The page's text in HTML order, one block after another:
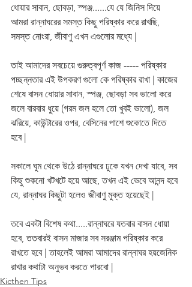
ধোয়ার সাবান, ছোবড়া, স্পঞ্জ......যে যে জিনিস দিয়ে
আমরা রান্নাঘরের সমস্ত কিছু পরিষ্কার করে রাখছি,
সমস্ত নোংরা, জীবাণু এখন এগুলোর মধ্যে |
তাই আমাদের সবচেয়ে গুরুত্বপূর্ণ কাজ ----- পরিষ্কার
পচ্ছন্নতার এই উপকরণ গুলো কে পরিষ্কার রাখা | কাজের
শেষে বাসন ধোয়ার সাবান, স্পঞ্জ, ছোবড়া সব ভালো করে
জলে বারবার ধুয়ে (গরম জল হলে তো খুবই ভালো), জল
ঝরিয়ে, কাউন্টারের ওপর, বেসিনের পাশে শুকোতে দিতে
হবে |
সকালে ঘুম থেকে উঠে রান্নাঘরে ঢুকে যখন দেখা যাবে, সব
কিছু শুকনো খটখটে হয়ে আছে, তখন এই ভেবে আনন্দ হবে
যে, রান্নাঘর কিছুটা হলেও জীবাণু মুক্ত হয়েছেই |
তবে একটা বিশেষ কথা.....রান্নাঘরে যতবার বাসন ধোয়া
হবে, ততবারই বাসন মাজার সব সরঞ্জাম পরিষ্কার করে
রাখতে হবে | তাহলেই আমরা আমাদের রান্নাঘর হয়জেনিক
রাখার কথাটা অনুভব করতে পারবো |
Kicthen Tips